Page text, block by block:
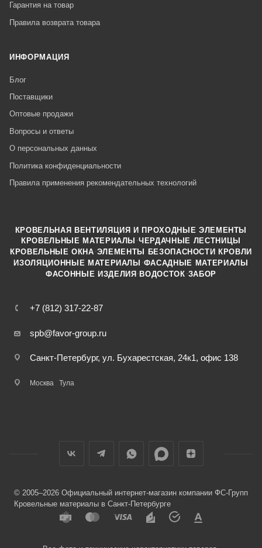
Гарантия на товар
Правила возврата товара
ИНФОРМАЦИЯ
Блог
Поставщики
Оптовые продажи
Вопросы и ответы
О персональных данных
Политика конфиденциальности
Правила применения рекомендательных технологий
+7 (812) 317-22-87
spb@favor-group.ru
Санкт-Петербург, ул. Бухарестская, 24к1, офис 138
Москва Тула
КРОВЕЛЬНАЯ ВЕНТИЛЯЦИЯ И ПРОХОДНЫЕ ЭЛЕМЕНТЫ
КРОВЕЛЬНЫЕ МАТЕРИАЛЫ ·ЧЕРДАЧНЫЕ ЛЕСТНИЦЫ
КРОВЕЛЬНЫЕ ОКНА ·ЭЛЕМЕНТЫ БЕЗОПАСНОСТИ КРОВЛИ
ИЗОЛЯЦИОННЫЕ МАТЕРИАЛЫ ·ФАСАДНЫЕ МАТЕРИАЛЫ
ФАСОННЫЕ ИЗДЕЛИЯ ·ВОДОСТОК ·ЗАБОР
© 2005–2026 Официальный интернет-магазин компании ФС-Групп
Кровельные материалы в Санкт-Петербурге